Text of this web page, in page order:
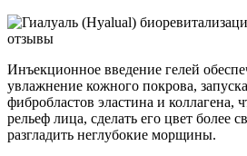
Инъекционное введение гелей
увлажнение кожного покрова,
фибробластов эластина и коллагена,
рельеф лица, сделать его цвет более
разгладить неглубокие морщины.